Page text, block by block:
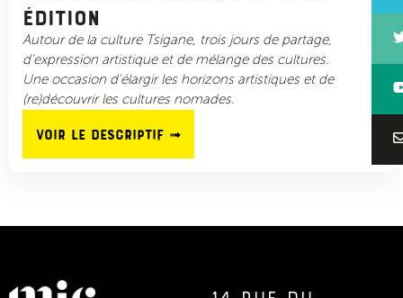
édition
Autour de la culture Tsigane, trois jours de partage,
d'expression artistique et de mélange des cultures.
Une occasion d'élargir les horizons artistiques et de
(re)découvrir les cultures nomades.
Voir le descriptif ➟